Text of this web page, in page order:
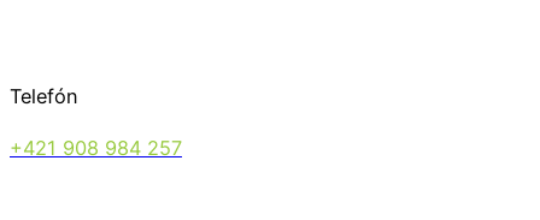
Telefón
+421 908 984 257